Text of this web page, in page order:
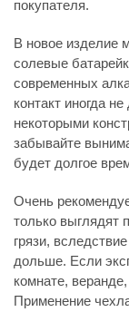
покупателя.
В новое изделие
солевые
современных
контакт иногда
некоторыми
забывайте
будет долгое
Очень
только выглядят
грязи,
дольше. Если
комнате,
Применение